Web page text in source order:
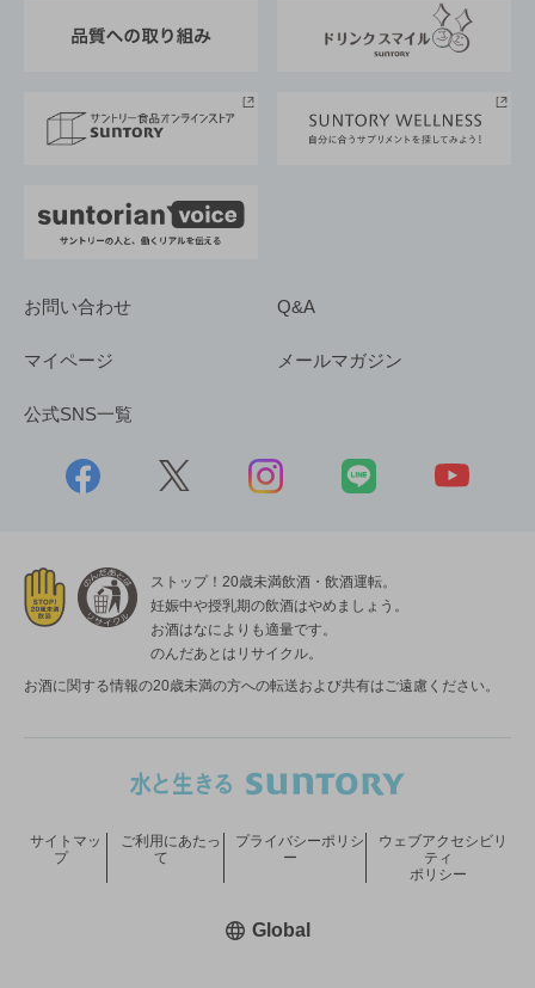
採用情報
お問い合わせ Q&A
マイページ メールマガジン
公式SNS一覧
ストップ！20歳未満飲酒・飲酒運転。
妊娠中や授乳期の飲酒はやめましょう。
お酒はなによりも適量です。
のんだあとはリサイクル。
お酒に関する情報の20歳未満の方への転送および共有はご遠慮ください。
サイトマッ
プ
ご利用にあたっ
て
プライバシーポリシ
ー
ウェブアクセシビリ
ティ
ポリシー
Global新しいウィンドウで開く